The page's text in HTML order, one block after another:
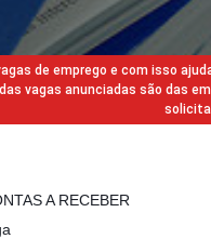
de emprego e com isso
vagas anunciadas são das
A RECEBER